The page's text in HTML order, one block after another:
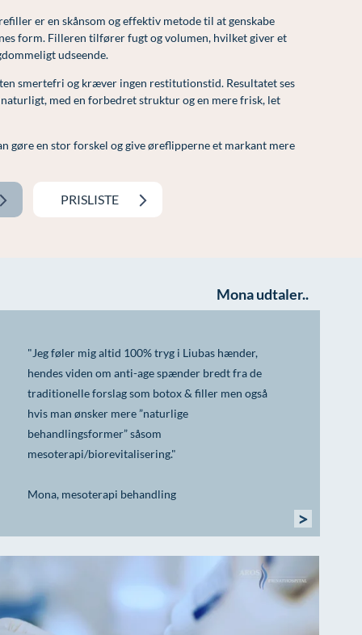
er en skånsom og effektiv metode til at genskabe
form. Filleren tilfører fugt og volumen, hvilket giver et
udseende.
smertefri og kræver ingen restitutionstid. Resultatet ses
med en forbedret struktur og en mere frisk, let
gøre en stor forskel og give øreflipperne et markant mere
PRISLISTE
EFTER
Efter en enkel
kinden foran øret også
Mona udtaler..
"Jeg føler mig altid 100% tryg i Liubas hænder,
hendes viden om anti-age spænder bredt fra de
traditionelle forslag som botox & filler men også
hvis man ønsker mere ”naturlige
behandlingsformer” såsom
mesoterapi/biorevitalisering."
Mona, mesoterapi behandling
>